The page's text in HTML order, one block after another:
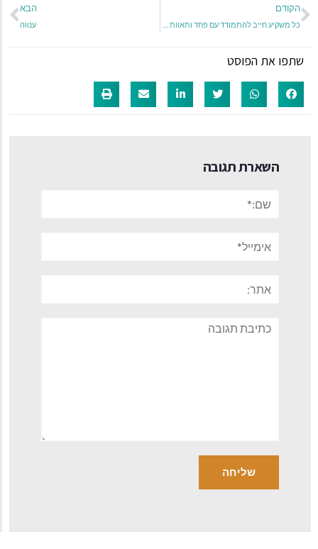
הקודם הבא
ענווה
שתפו את הפוסט
השארת תגובה
תגובה